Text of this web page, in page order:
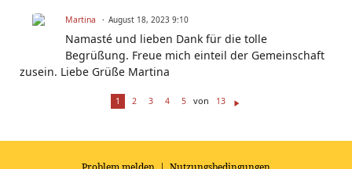
Martina August 18, 2023 9:10
Namasté und lieben Dank für die tolle
Begrüßung. Freue mich einteil der Gemeinschaft
zusein. Liebe Grüße Martina
1 2 3 4 5 von 13
te